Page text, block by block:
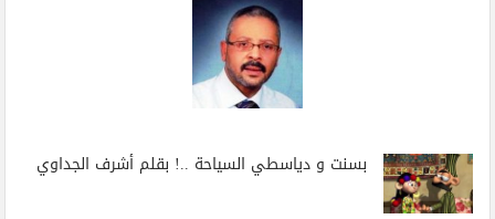
بسنت و دياسطي السياحة ..! بقلم أشرف الجداوي